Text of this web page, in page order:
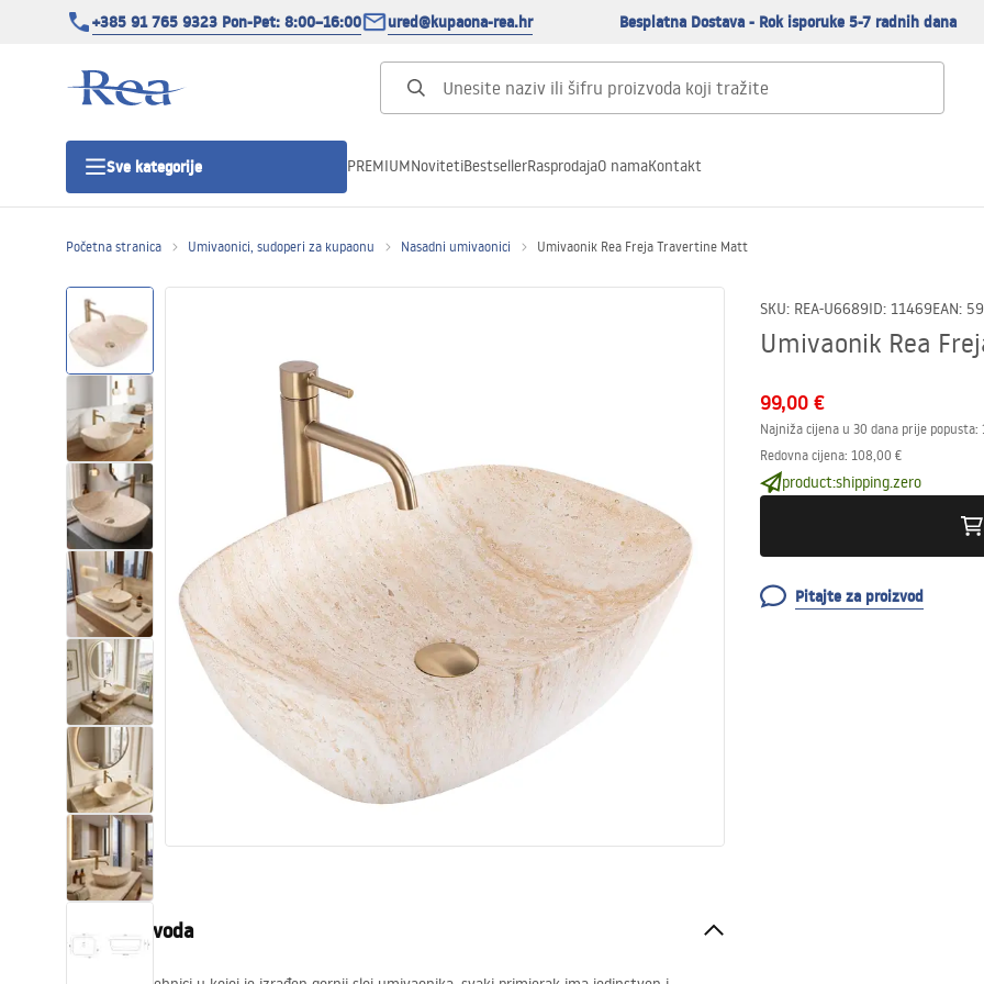
+385 91 765 9323 Pon-Pet: 8:00–16:00 ured@kupaona-rea.hr Besplatna Dostava - Rok isporuke 5-7 radnih dana
Sve kategorije
Tuš vrata
Tuš kade
Tuš Kanalice
WC školjke
Umivaonici
Kade i paravani
Miješalice, pipe, slavine
Tuševi
Kuhinja
Pribor i kupaonski namještaj
PREMIUMNovitetiBestsellerRasprodajaO namaKontakt
Početna stranica Umivaonici, sudoperi za kupaonu Nasadni umivaonici Umivaonik Rea Freja Travertine Matt
SKU: REA-U6689ID: 11469EAN:
Umivaonik Rea
99,00 €
Najniža cijena u 30 dana prije popusta:
Redovna cijena: 108,00 €
product:shipping.zero
Pitajte za proizvod
Opis proizvoda